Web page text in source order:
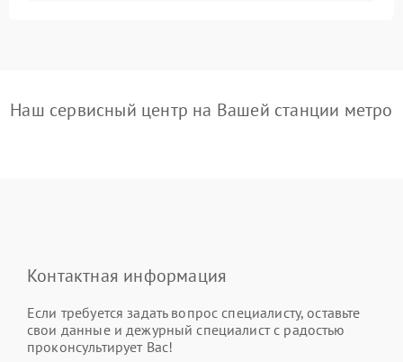
Наш сервисный центр на Вашей станции метро
Контактная информация
Если требуется задать вопрос специалисту, оставьте
свои данные и дежурный специалист с радостью
проконсультирует Вас!